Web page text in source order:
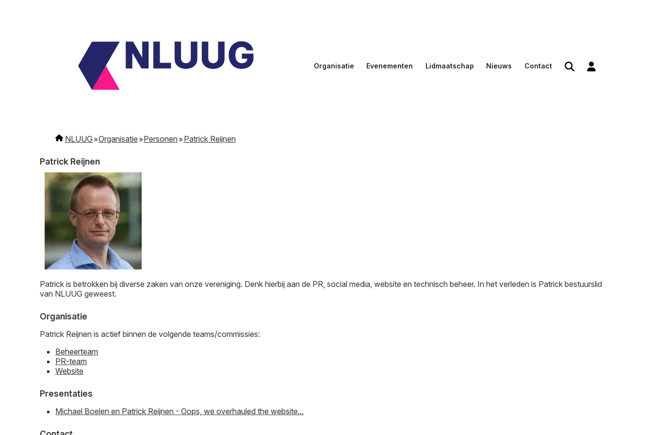
Organisatie Evenementen Lidmaatschap Nieuws Contact
NLUUG Organisatie Personen Patrick Reijnen
Patrick Reijnen
Patrick is betrokken bij diverse zaken van onze vereniging. Denk hierbij aan de PR, social media, website en technisch beheer. In het verleden is Patrick bestuurslid
van NLUUG geweest.
Organisatie
Patrick Reijnen is actief binnen de volgende teams/commissies:
Beheerteam
PR-team
Website
Presentaties
Michael Boelen en Patrick Reijnen - Oops, we overhauled the website...